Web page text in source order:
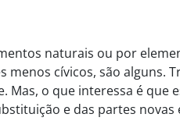
naturais ou por
cívicos, são alguns.
o que interessa é que
e das partes novas